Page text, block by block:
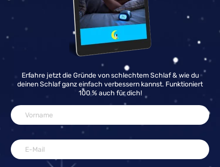
Erfahre jetzt die Gründe von schlechtem Schlaf & wie du
deinen Schlaf ganz einfach verbessern kannst. Funktioniert
100 % auch für dich!